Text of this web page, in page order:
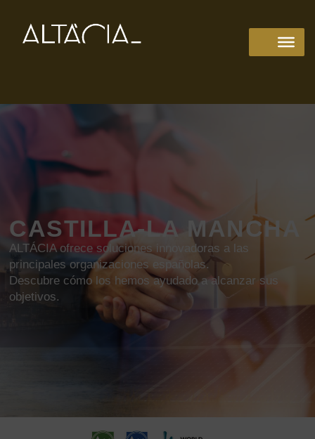
CASTILLA-LA MANCHA
ALTÁCIA ofrece soluciones innovadoras a las
principales organizaciones españolas.
Descubre cómo los hemos ayudado a alcanzar sus
objetivos.